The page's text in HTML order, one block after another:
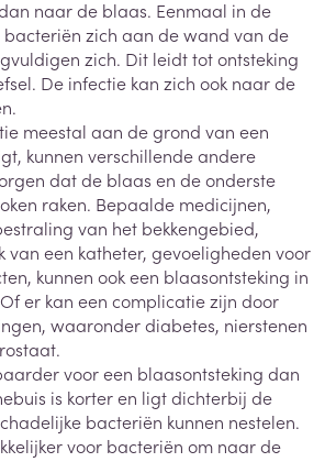
naar de blaas. Eenmaal in de
zich aan de wand van de
zich. Dit leidt tot ontsteking
De infectie kan zich ook naar de
meestal aan de grond van een
kunnen verschillende andere
dat de blaas en de onderste
raken. Bepaalde medicijnen,
van het bekkengebied,
een katheter, gevoeligheden voor
kunnen ook een blaasontsteking in
er kan een complicatie zijn door
waaronder diabetes, nierstenen
voor een blaasontsteking dan
is korter en ligt dichterbij de
bacteriën kunnen nestelen.
voor bacteriën om naar de